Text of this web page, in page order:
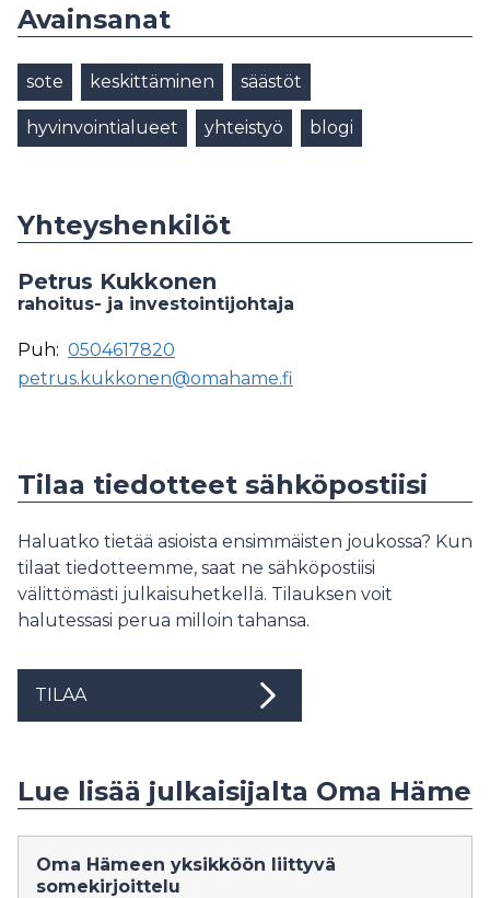
Avainsanat
sote keskittäminen säästöt
hyvinvointialueet yhteistyö blogi
Yhteyshenkilöt
Petrus Kukkonen
rahoitus- ja investointijohtaja
Puh: 0504617820
petrus.kukkonen@omahame.fi
Tilaa tiedotteet sähköpostiisi
Haluatko tietää asioista ensimmäisten joukossa? Kun
tilaat tiedotteemme, saat ne sähköpostiisi
välittömästi julkaisuhetkellä. Tilauksen voit
halutessasi perua milloin tahansa.
TILAA
Lue lisää julkaisijalta Oma Häme
Oma Hämeen yksikköön liittyvä
somekirjoittelu